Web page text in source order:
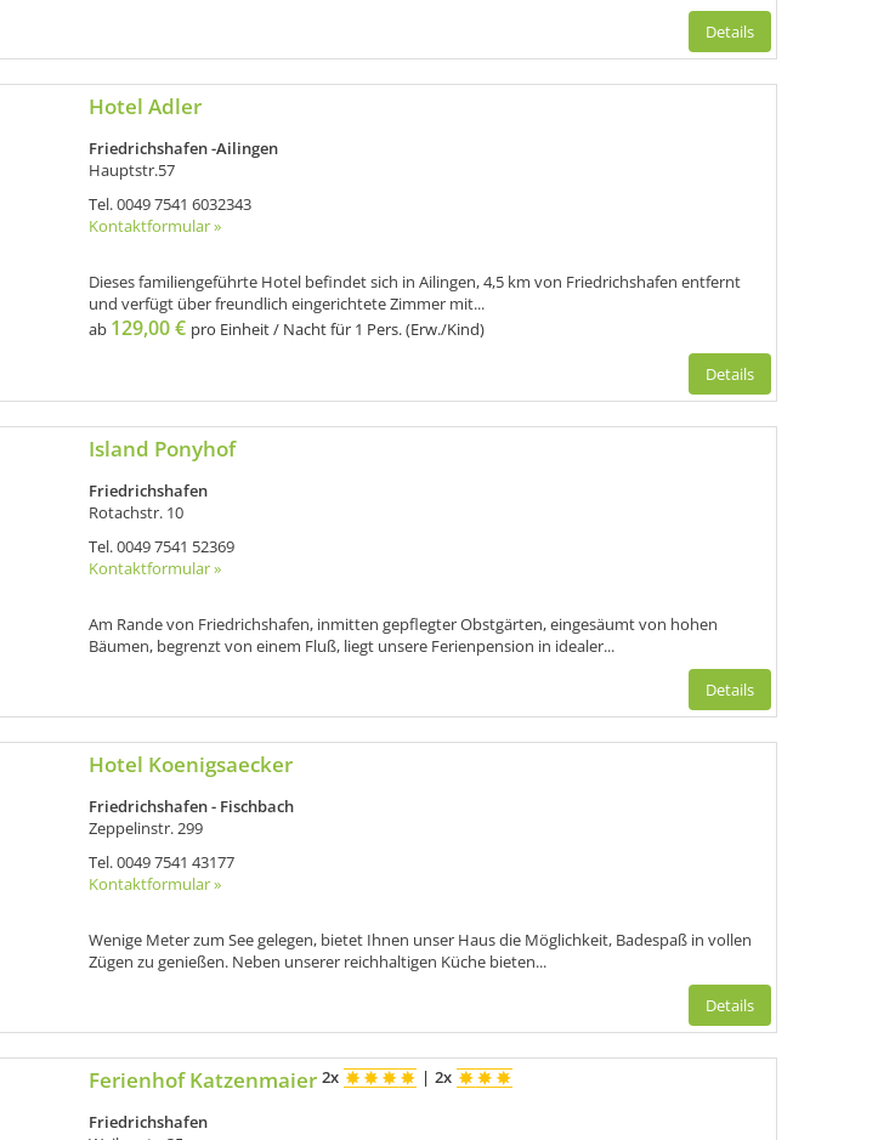
Details
Hotel Adler
Friedrichshafen -Ailingen
Hauptstr.57
Tel.0049 7541 6032343
Kontaktformular »
Dieses familiengeführte Hotel befindet sich in Ailingen, 4,5 km von Friedrichshafen entfernt
und verfügt über freundlich eingerichtete Zimmer mit...
ab 129,00 € pro Einheit / Nacht für 1 Pers. (Erw./Kind)
Details
Island Ponyhof
Friedrichshafen
Rotachstr. 10
Tel.0049 7541 52369
Kontaktformular »
Am Rande von Friedrichshafen, inmitten gepflegter Obstgärten, eingesäumt von hohen
Bäumen, begrenzt von einem Fluß, liegt unsere Ferienpension in idealer...
Details
Hotel Koenigsaecker
Friedrichshafen - Fischbach
Zeppelinstr. 299
Tel.0049 7541 43177
Kontaktformular »
Wenige Meter zum See gelegen, bietet Ihnen unser Haus die Möglichkeit, Badespaß in vollen
Zügen zu genießen. Neben unserer reichhaltigen Küche bieten...
Details
Ferienhof Katzenmaier 2x | 2x
Friedrichshafen